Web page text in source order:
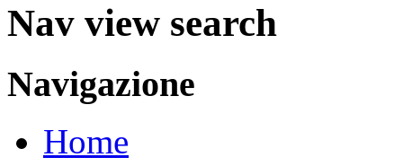
Nav view search
Navigazione
Home